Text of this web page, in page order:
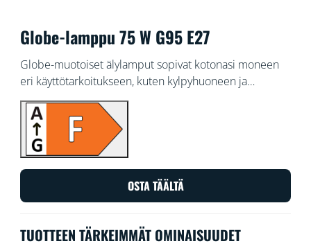
Globe-lamppu 75 W G95 E27
Globe-muotoiset älylamput sopivat kotonasi moneen
eri käyttötarkoitukseen, kuten kylpyhuoneen ja
meikkauspöydän valaistukseen, leikkisiin
riippuvalaisimiin ja näyttäviin kattokruunuihin. Voit
valita jonkin sadoista valkoisen valon sävyistä
lämpimästä viileään tai ajastaa valon muuttumaan
mukaan. Voit ohjata valoa Wi-Fi-yhteydellä WiZ-
sovelluksella, WiZ-kytkimellä tai puhekomennoin.
OSTA TÄÄLTÄ
TUOTTEEN TÄRKEIMMÄT OMINAISUUDET